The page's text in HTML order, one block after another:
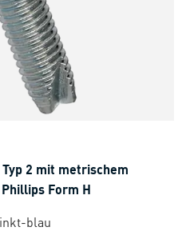
2 mit metrischem
Form H
blau